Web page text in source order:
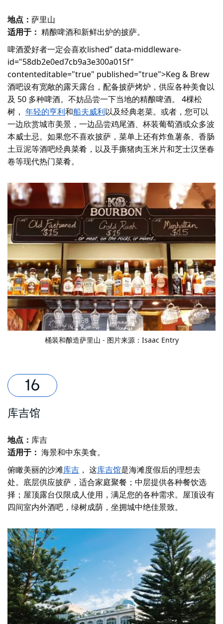
地点： 萨里山
适用于： 精酿啤酒和新鲜出炉的披萨。
啤酒爱好者一定会喜欢lished” data-middleware-
id="58db2e0ed7cb9a3e300a015f"
contenteditable="true" published="true">Keg & Brew
酒吧设有宽敞的露天露台，配备披萨烤炉，供应各种美食以
及 50 多种啤酒。不妨品尝一下当地的精酿啤酒。 4棵松
树 ， 年轻的亨利和船夫威利以及经典老菜。或者，您可以
一边欣赏城市美景，一边品尝鸡尾酒、杯装葡萄酒或众多波
本威士忌。如果您不喜欢披萨，菜单上还有炸鱼薯条、香肠
土豆泥等酒吧经典菜肴，以及手撕猪肉玉米片和芝士汉堡春
卷等现代热门菜肴。
桶装和酿造萨里山 - 图片来源：Isaac Entry
库吉馆
地点： 库吉
适用于： 海景和中东美食。
俯瞰美丽的沙滩库吉 ， 这库吉馆是海滩度假后的理想去
处。底层供应披萨，适合家庭聚餐；中层提供各种餐饮选
择；屋顶露台仅限成人使用，满足您的各种需求。屋顶设有
四间室内外酒吧，绿树成荫，坐拥城中绝佳景致。